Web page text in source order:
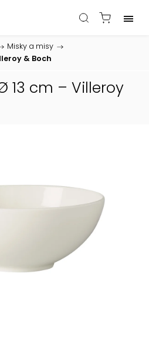
Misky a misy /
& Boch
13 cm – Villeroy